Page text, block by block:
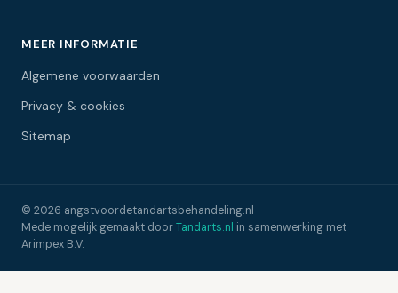
MEER INFORMATIE
Algemene voorwaarden
Privacy & cookies
Sitemap
© 2026 angstvoordetandartsbehandeling.nl
Mede mogelijk gemaakt doorTandarts.nl in samenwerking met
Arimpex B.V.